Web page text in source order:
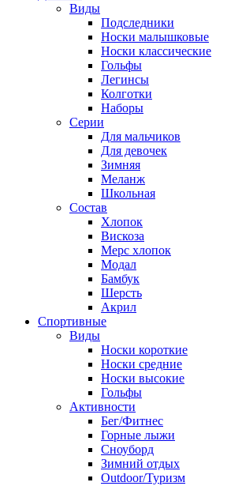
Виды
Подследники
Носки малышковые
Носки классические
Гольфы
Легинсы
Колготки
Наборы
Серии
Для мальчиков
Для девочек
Зимняя
Меланж
Школьная
Состав
Хлопок
Вискоза
Мерс хлопок
Модал
Бамбук
Шерсть
Акрил
Спортивные
Виды
Носки короткие
Носки средние
Носки высокие
Гольфы
Активности
Бег/Фитнес
Горные лыжи
Сноуборд
Зимний отдых
Outdoor/Туризм